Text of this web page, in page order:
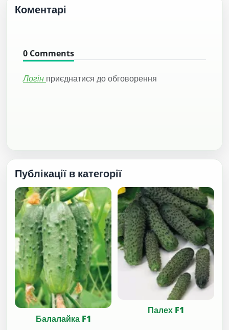
Коментарі
0 Comments
Логін приєднатися до обговорення
Публікації в категорії
Балалайка F1
Палех F1